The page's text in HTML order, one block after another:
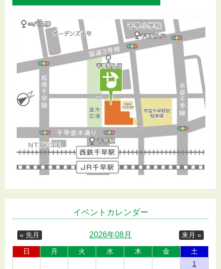
イベントカレンダー
« 先月 来月 »
2026年08月
日 月 火 水 木 金
土
1